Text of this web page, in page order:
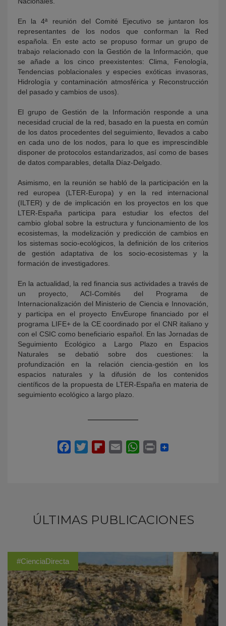
En la 4ª reunión del Comité Ejecutivo se juntaron los
representantes de los nodos que conforman la Red
española. En este acto se propuso formar un grupo de
trabajo relacionado con la Gestión de la Información, que
se añade a los cinco preexistentes: Clima, Fenología,
Tendencias poblacionales y especies exóticas invasoras,
Hidrología y contaminación atmosférica y Reconstrucción
del pasado y cambios de usos).
El grupo de Gestión de la Información responde a una
necesidad crucial de la red, basado en la puesta en común
de los datos procedentes del seguimiento, llevados a cabo
en cada uno de los nodos, para lo que es imprescindible
disponer de protocolos estandarizados, así como de bases
de datos comparables, detalla Díaz-Delgado.
Asimismo, en la reunión se habló de la participación en la
red europea (LTER-Europa) y en la red internacional
(ILTER) y de de implicación en los proyectos en los que
LTER-España participa para estudiar los efectos del
cambio global sobre la estructura y funcionamiento de los
ecosistemas, la modelización y predicción de cambios en
los sistemas socio-ecológicos, la definición de los criterios
de gestión adaptativa de los socio-ecosistemas y la
formación de investigadores.
En la actualidad, la red financia sus actividades a través de
un proyecto, ACI-Comités del Programa de
Internacionalización del Ministerio de Ciencia e Innovación,
y participa en el proyecto EnvEurope financiado por el
programa LIFE+ de la CE coordinado por el CNR italiano y
con el CSIC como beneficiario español. En las Jornadas de
Seguimiento Ecológico a Largo Plazo en Espacios
Naturales se debatió sobre dos cuestiones: la
profundización en la relación ciencia-gestión en los
espacios naturales y la difusión de los contenidos
científicos de la propuesta de LTER-España en materia de
seguimiento ecológico a largo plazo.
ÚLTIMAS PUBLICACIONES
#CienciaDirecta